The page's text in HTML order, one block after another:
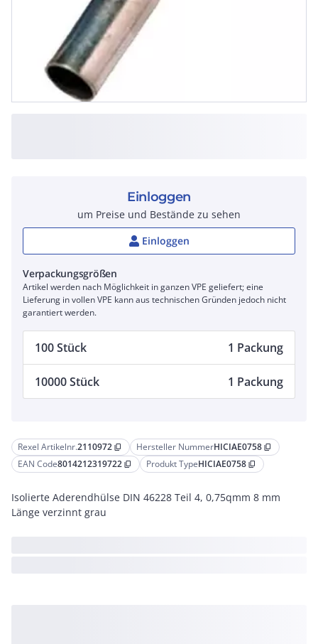
Rexel Artikelnr.2110972 content_copy Hersteller NummerHICIAE0758 content_copy
EAN Code8014212319722 content_copy Produkt TypeHICIAE0758 content_copy
Isolierte Aderendhülse DIN 46228 Teil 4, 0,75qmm 8 mm
Länge verzinnt grau
Einloggen
um Preise und Bestände zu sehen
Einloggen
Verpackungsgrößen
Artikel werden nach Möglichkeit in ganzen VPE geliefert; eine
Lieferung in vollen VPE kann aus technischen Gründen jedoch nicht
garantiert werden.
100 Stück 1 Packung
10000 Stück 1 Packung